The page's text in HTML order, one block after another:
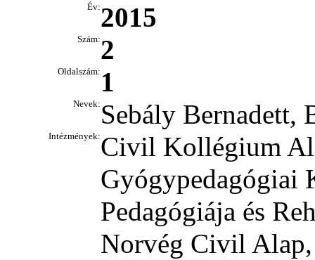
Év:2015
Szám:2
Oldalszám: 1
Nevek: Sebály Bernadett,
Intézmények:Civil Kollégium
Gyógypedagógiai
Pedagógiája és
Norvég Civil